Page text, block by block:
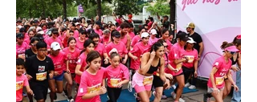
Las Cuatro Estaciones Porteñas de Astor
Piazzolla. Déja